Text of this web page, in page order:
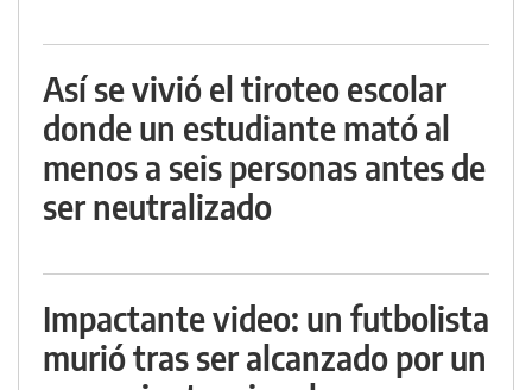
Así se vivió el tiroteo escolar
donde un estudiante mató al
menos a seis personas antes de
ser neutralizado
Impactante video: un futbolista
murió tras ser alcanzado por un